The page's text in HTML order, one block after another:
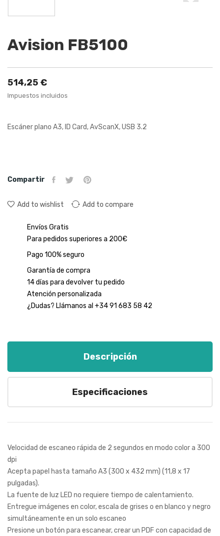
Avision FB5100
514,25 €
Impuestos incluidos
Escáner plano A3, ID Card, AvScanX, USB 3.2
Compartir
Add to wishlist Add to compare
Envíos Gratis
Para pedidos superiores a 200€
Pago 100% seguro
Garantía de compra
14 días para devolver tu pedido
Atención personalizada
¿Dudas? Llámanos al +34 91 683 58 42
Descripción
Especificaciones
Velocidad de escaneo rápida de 2 segundos en modo color a 300
dpi
Acepta papel hasta tamaño A3 (300 x 432 mm) (11,8 x 17
pulgadas).
La fuente de luz LED no requiere tiempo de calentamiento.
Entregue imágenes en color, escala de grises o en blanco y negro
simultáneamente en un solo escaneo
Presione un botón para escanear, crear un PDF con capacidad de